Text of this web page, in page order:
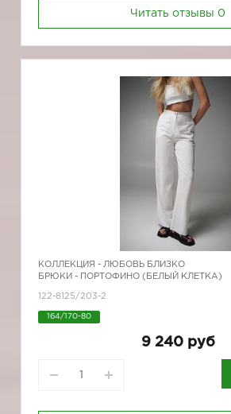
Читать отзывы 0
КОЛЛЕКЦИЯ - ЛЮБОВЬ БЛИЗКО
БРЮКИ - ПОРТОФИНО (БЕЛЫЙ КЛЕТКА)
122-8125/203-2
164/170-80
9 240 руб